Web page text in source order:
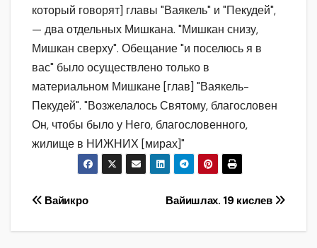
который говорят] главы "Ваякель" и "Пекудей",
— два отдельных Мишкана. "Мишкан снизу,
Мишкан сверху". Обещание "и поселюсь я в
вас" было осуществлено только в
материальном Мишкане [глав] "Ваякель-
Пекудей". "Возжелалось Святому, благословен
Он, чтобы было у Него, благословенного,
жилище в НИЖНИХ [мирах]"
Навигация
по
Вайишлах. 19 кислев
Вайикро